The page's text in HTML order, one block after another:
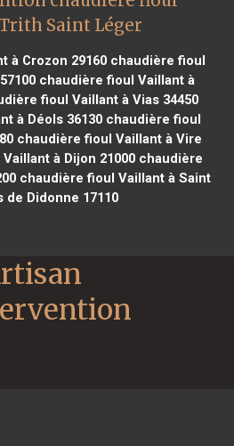
Saint Léger
à Crozon 29160 chaudière fioul
chaudière fioul Vaillant à
fioul Vaillant à Vias 34450
à Déols 36130chaudière fioul
chaudière fioul Vaillant à Vire
à Dijon 21000 chaudière
chaudière fioul Vaillant à Saint
de Didonne 17110